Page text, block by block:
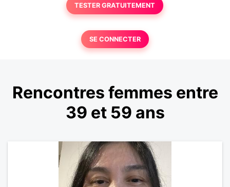
TESTER GRATUITEMENT
SE CONNECTER
Rencontres femmes entre
39 et 59 ans